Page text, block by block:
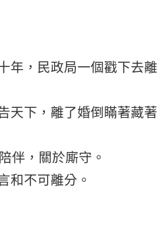
年，民政局一個戳下去離
天下，離了婚倒瞞著藏著
伴，關於廝守。
和不可離分。